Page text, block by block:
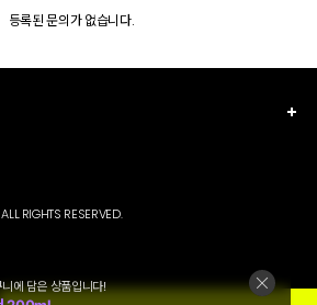
등록된 문의가 없습니다.
RIGHTS RESERVED.